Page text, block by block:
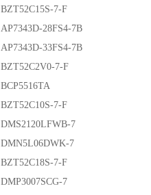
BZT52C15S-7-F
AP7343D-28FS4-7B
AP7343D-33FS4-7B
BZT52C2V0-7-F
BCP5516TA
BZT52C10S-7-F
DMS2120LFWB-7
DMN5L06DWK-7
BZT52C18S-7-F
DMP3007SCG-7